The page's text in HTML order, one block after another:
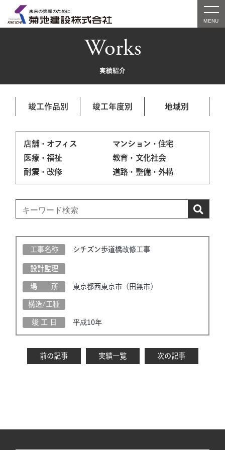
Works
実績紹介
竣工作品別 竣工年度別 地域別
店舗・オフィス
マンション・住宅
医療・福祉
教育・文化社会
耐震・改修
道路・整備・外構
工事名称 シチズン歩道橋改修工事
設計監理
場 所 東京都西東京市（田無市）
構造/工種
竣 工 日 平成10年
前の記事 実績一覧 次の記事